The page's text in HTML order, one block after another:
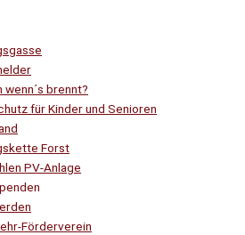
wenn´s brennt?
für Kinder und Senioren
Forst
PV-Anlage
Förderverein